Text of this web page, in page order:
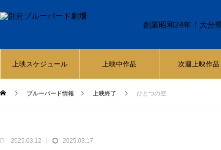
創業昭和24年！大分
上映スケジュール 上映中作品 次週上映作品
ブルーバード情報 上映終了 ひとつの空
2025.03.12 2025.03.17